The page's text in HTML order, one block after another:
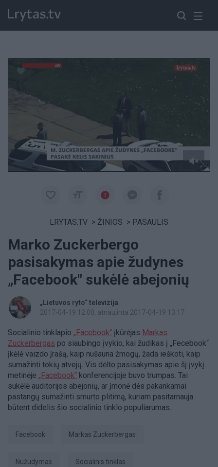
LRYTAS.TV > ŽINIOS > PASAULIS
Marko Zuckerbergo
pasisakymas apie žudynes
„Facebook" sukėlė abejonių
„Lietuvos ryto“ televizija
2017-04-19 12:00, atnaujinta 2017-04-19 13:17
Socialinio tinklapio „Facebook“ įkūrėjas Markas
Zuckerbergas po siaubingo įvykio, kai žudikas į „Fecebook“
įkėlė vaizdo įrašą, kaip nušauna žmogų, žada ieškoti, kaip
sumažinti tokių atvejų. Vis dėlto pasisakymas apie šį įvykį
metinėje „Facebook“ konferencijoje buvo trumpas. Tai
sukėlė auditorijos abejonių, ar įmonė dės pakankamai
pastangų sumažinti smurto plitimą, kuriam pasitarnauja
būtent didelis šio socialinio tinklo populiarumas.
Facebook Markas Zuckerbergas
nužudymas socialinis tinklas